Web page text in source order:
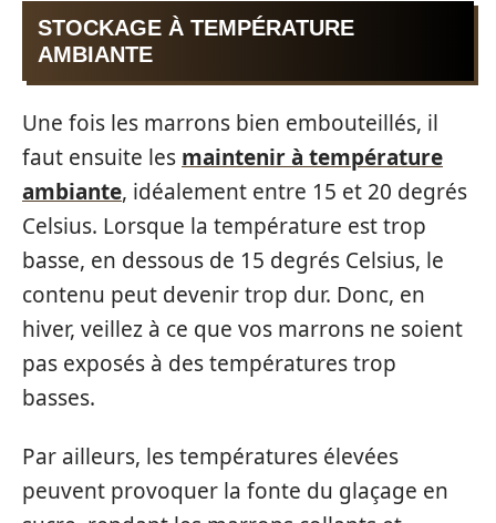
STOCKAGE À TEMPÉRATURE
AMBIANTE
Une fois les marrons bien embouteillés, il
faut ensuite les maintenir à température
ambiante, idéalement entre 15 et 20 degrés
Celsius. Lorsque la température est trop
basse, en dessous de 15 degrés Celsius, le
contenu peut devenir trop dur. Donc, en
hiver, veillez à ce que vos marrons ne soient
pas exposés à des températures trop
basses.
Par ailleurs, les températures élevées
peuvent provoquer la fonte du glaçage en